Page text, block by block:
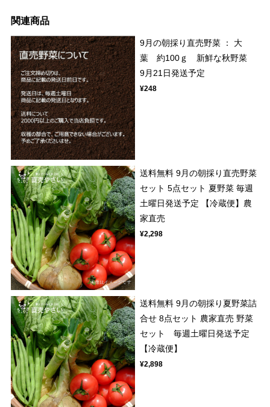
関連商品
9月の朝採り直売野菜 ： 大
葉 約100ｇ 新鮮な秋野菜
9月21日発送予定
¥248
送料無料 9月の朝採り直売野菜
セット 5点セット 夏野菜 毎週
土曜日発送予定 【冷蔵便】農
家直売
¥2,298
送料無料 9月の朝採り夏野菜詰
合せ 8点セット 農家直売 野菜
セット 毎週土曜日発送予定
【冷蔵便】
¥2,898